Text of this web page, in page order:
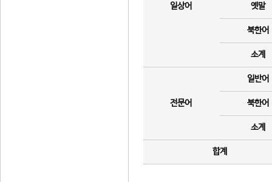
일상어 옛말
북한어
소계
전문어
일반어
북한어
소계
합계